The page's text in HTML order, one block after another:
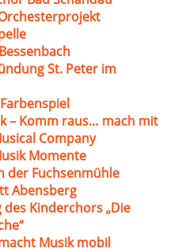
St. Peter im
– Komm raus… mach mit
Company
Momente
der Fuchsenmühle
Abensberg
Kinderchors „Die
Musik mobil